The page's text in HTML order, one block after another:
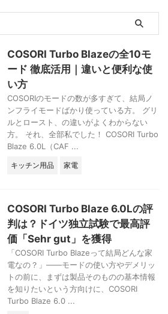
einer sämigen
Gemüse, Fleisch
Meeresfrüchten.
Klassisch werden
die Nudeln dafür
fritt ...
Gerichte wirklich
sehr. Aber wenn
ich mir Rezepte
anschaue,
erschrecke ich
jedes Mal über die
Auswärt ...
COSORI Turbo Blazeの全10モ
ード 徹底活用｜違いと便利な使
い方
COSORIのモードの数が多すぎて、結局ノ
ンフライモードばかり使っている方。 グリ
ルとロースト、の違いがよくわからない
方。 それ、全部私でした！ COSORI Turbo
Blaze 6.0L（CAF ...
キッチン用品 家電
COSORI Turbo Blaze 6.0Lの評
判は？ドイツ独立試験で最高評
価「Sehr gut」を獲得
「COSORI Turbo Blazeって結局どんな家
電なの？」——モードの使い方やデメリッ
トの前に、まずは製品そのものの基本情報
を知りたいという方向けに、COSORI
Turbo Blaze 6.0 ...